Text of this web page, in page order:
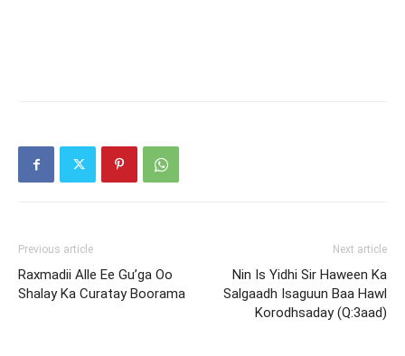
Previous article
Raxmadii Alle Ee Gu’ga Oo
Shalay Ka Curatay Boorama
Next article
Nin Is Yidhi Sir Haween Ka
Salgaadh Isaguun Baa Hawl
Korodhsaday (Q:3aad)